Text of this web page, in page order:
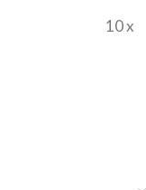
cm 10 x